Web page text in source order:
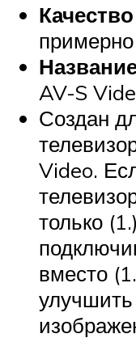
AV-S
Создан
Video.
только
вместо
улучшить